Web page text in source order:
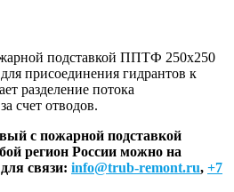
подставкой ППТФ 250х250
присоединения гидрантов к
разделение потока
счет отводов.
с пожарной подставкой
регион России можно на
связи: info@trub-remont.ru, +7